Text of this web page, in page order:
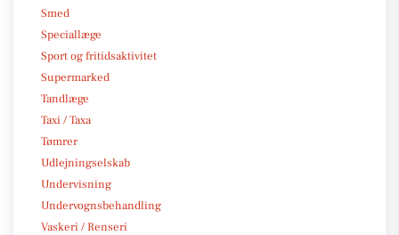
Smed
Speciallæge
Sport og fritidsaktivitet
Supermarked
Tandlæge
Taxi / Taxa
Tømrer
Udlejningselskab
Undervisning
Undervognsbehandling
Vaskeri / Renseri